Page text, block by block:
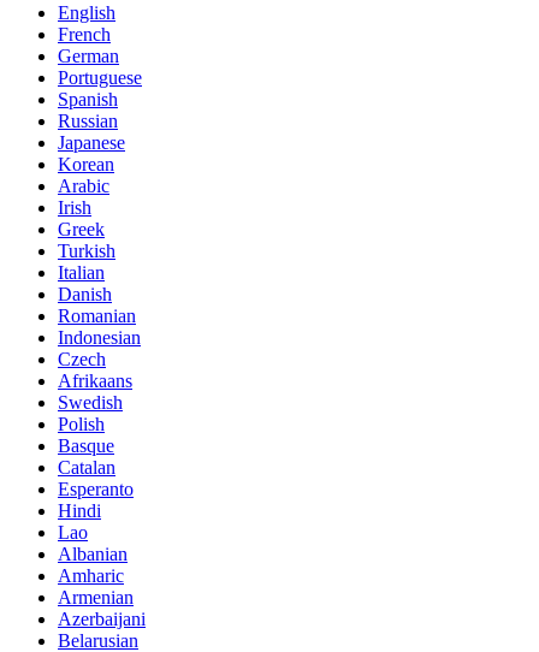
English
French
German
Portuguese
Spanish
Russian
Japanese
Korean
Arabic
Irish
Greek
Turkish
Italian
Danish
Romanian
Indonesian
Czech
Afrikaans
Swedish
Polish
Basque
Catalan
Esperanto
Hindi
Lao
Albanian
Amharic
Armenian
Azerbaijani
Belarusian